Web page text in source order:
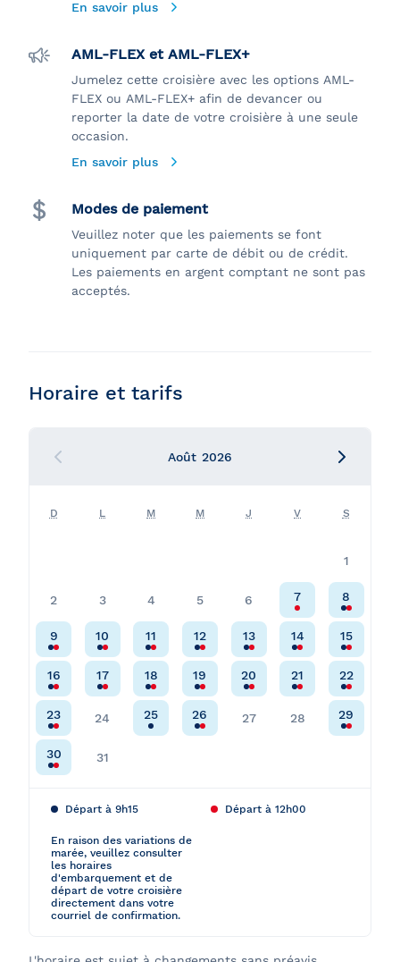
En savoir plus
AML-FLEX et AML-FLEX+
Jumelez cette croisière avec les options AML-
FLEX ou AML-FLEX+ afin de devancer ou
reporter la date de votre croisière à une seule
occasion.
En savoir plus
Modes de paiement
Veuillez noter que les paiements se font
uniquement par carte de débit ou de crédit.
Les paiements en argent comptant ne sont pas
acceptés.
Horaire et tarifs
Départ à 9h15 Départ à 12h00
En raison des variations de
marée, veuillez consulter
les horaires
d'embarquement et de
départ de votre croisière
directement dans votre
courriel de confirmation.
Août 2026
D L M M J V S
1
2 3 4 5 6 7 8
9 10 11 12 13 14 15
16 17 18 19 20 21 22
23 24 25 26 27 28 29
30 31